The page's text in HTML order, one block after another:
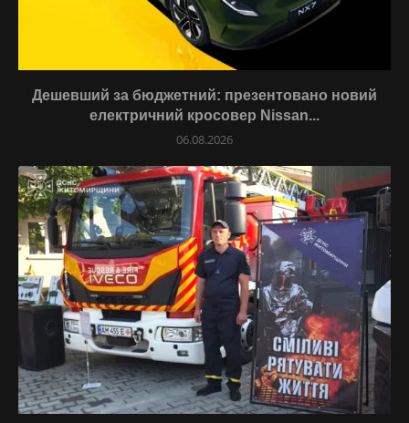
Дешевший за бюджетний: презентовано новий
електричний кросовер Nissan...
06.08.2026